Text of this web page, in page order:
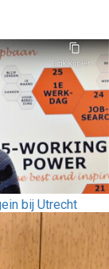
bij Utrecht